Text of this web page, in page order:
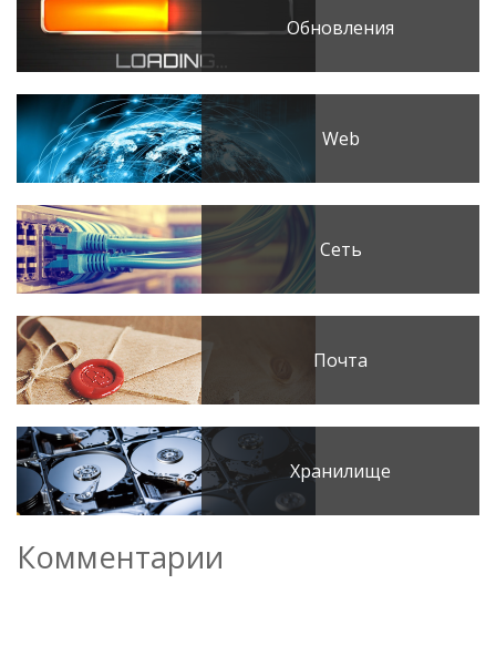
Обновления
Web
Сеть
Почта
Хранилище
Комментарии